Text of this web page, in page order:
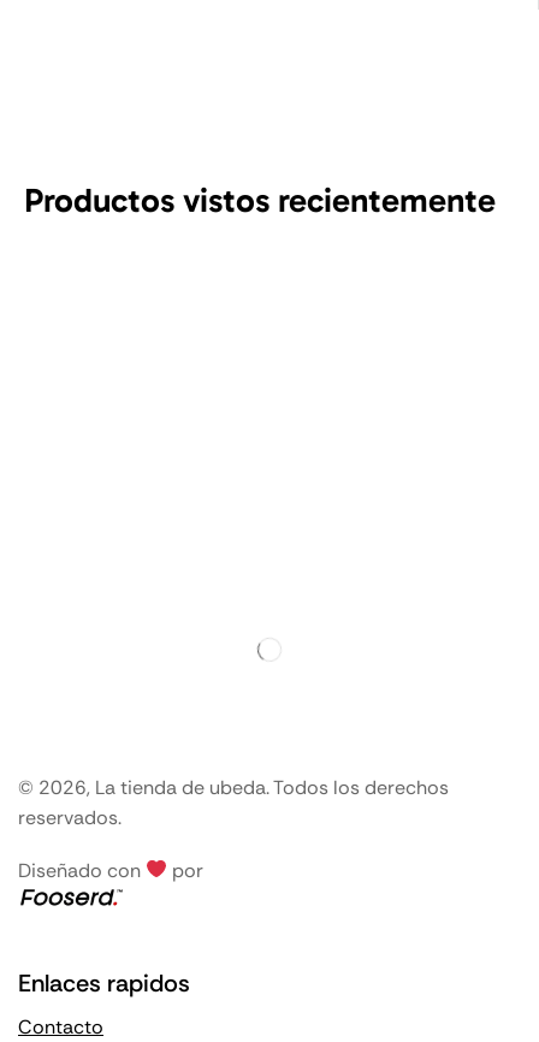
Productos vistos recientemente
© 2026, La tienda de ubeda. Todos los derechos
reservados.
Diseñado con por
Enlaces rapidos
Contacto